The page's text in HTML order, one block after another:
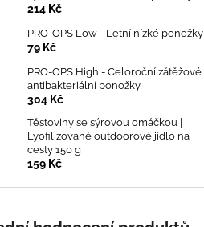
214 Kč
PRO-OPS Low - Letní nízké ponožky
79 Kč
PRO-OPS High - Celoroční zátěžové
antibakteriální ponožky
304 Kč
Těstoviny se sýrovou omáčkou |
Lyofilizované outdoorové jídlo na
cesty 150 g
159 Kč